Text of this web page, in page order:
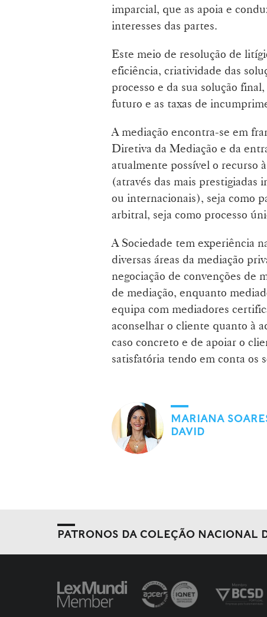
imparcial, que as apoia e
interesses das partes.
Este meio de resolução de
eficiência, criatividade das
processo e da sua solução
futuro e as taxas de
A mediação encontra-se em
Diretiva da Mediação e da
atualmente possível o recurso
(através das mais prestigiadas
ou internacionais), seja como
arbitral, seja como processo
A Sociedade tem experiência
diversas áreas da mediação
negociação de convenções de
de mediação, enquanto
equipa com mediadores
aconselhar o cliente quanto à
caso concreto e de apoiar o
satisfatória tendo em conta os
MARIANA
DAVID
PATRONOS DA COLEÇÃO NACIONAL